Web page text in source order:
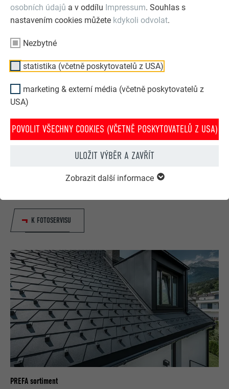
osobních údajů a v oddílu Impressum. Souhlas s
nastavením cookies můžete kdykoli odvolat.
Nezbytné
statistika (včetně poskytovatelů z USA)
marketing & externí média (včetně poskytovatelů z
USA)
POVOLIT VŠECHNY COOKIES (VČETNĚ POSKYTOVATELŮ Z USA)
ULOŽIT VÝBĚR A ZAVŘÍT
Zobrazit další informace
VYHLEDÁNÍ ŘEMESLNÍKA
Pomocí fotomontáže Vám ukážeme, jak krásně vypadá Váš
K FOTOSERVISU
PREFA sortiment